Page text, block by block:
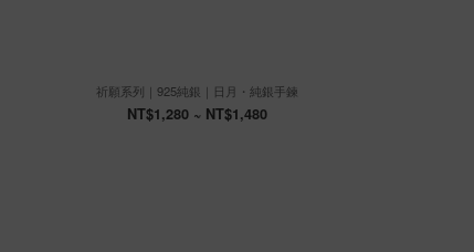
祈願系列｜925純銀｜日月・純銀手鍊
NT$1,280 ~ NT$1,480